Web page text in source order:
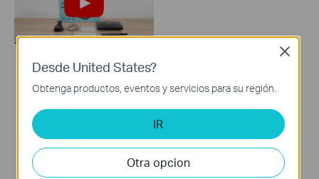
How to Set up TP-
Link 4G WiFi Router
Desde United States?
Obtenga productos, eventos y servicios para su región.
IR
Otra opcion
Close